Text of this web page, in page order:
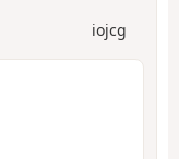
iojcg